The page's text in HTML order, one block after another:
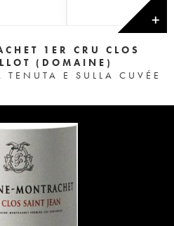
✕
1ER CRU CLOS
(DOMAINE)
E SULLA CUVÉE